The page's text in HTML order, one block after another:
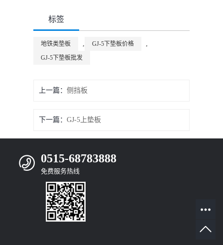
标签
地铁类垫板 , GJ-5下垫板价格 ,
GJ-5下垫板批发
上一篇：侧挡板
下一篇：GJ-5上垫板
0515-68783888
免费服务热线